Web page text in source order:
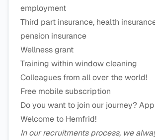
employment
Third part insurance, health
pension insurance
Wellness grant
Training within window cleaning
Colleagues from all over the world!
Free mobile subscription
Do you want to join our journey?
Welcome to Hemfrid!
In our recruitments process, we